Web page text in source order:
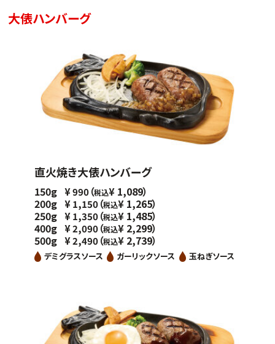
大俵ハンバーグ
直火焼き大俵ハンバーグ
150g ¥990（税込¥1,089）
200g ¥1,150（税込¥1,265）
250g ¥1,350（税込¥1,485）
400g ¥2,090（税込¥2,299）
500g ¥2,490（税込¥2,739）
デミグラスソース ガーリックソース 玉ねぎソース